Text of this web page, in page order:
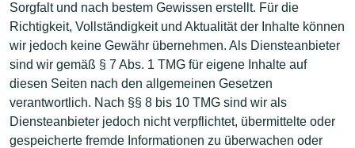
Sorgfalt und nach bestem Gewissen erstellt. Für die
Richtigkeit, Vollständigkeit und Aktualität der Inhalte können
wir jedoch keine Gewähr übernehmen. Als Diensteanbieter
sind wir gemäß § 7 Abs. 1 TMG für eigene Inhalte auf
diesen Seiten nach den allgemeinen Gesetzen
verantwortlich. Nach §§ 8 bis 10 TMG sind wir als
Diensteanbieter jedoch nicht verpflichtet, übermittelte oder
gespeicherte fremde Informationen zu überwachen oder